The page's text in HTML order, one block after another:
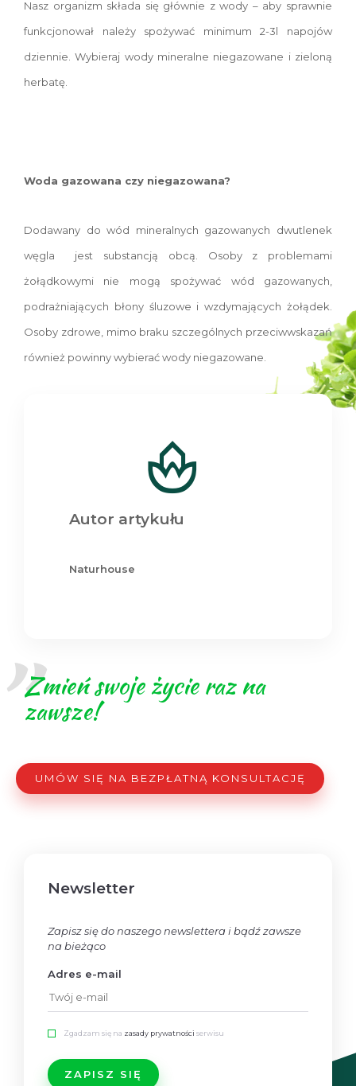
Nasz organizm składa się głównie z wody – aby sprawnie
funkcjonował należy spożywać minimum 2-3l napojów
dziennie. Wybieraj wody mineralne niegazowane i zieloną
herbatę.
Woda gazowana czy niegazowana?
Dodawany do wód mineralnych gazowanych dwutlenek
węgla jest substancją obcą. Osoby z problemami
żołądkowymi nie mogą spożywać wód gazowanych,
podrażniających błony śluzowe i wzdymających żołądek.
Osoby zdrowe, mimo braku szczególnych przeciwwskazań
również powinny wybierać wody niegazowane.
Autor artykułu
Naturhouse
Zmień swoje życie raz na
zawsze!
UMÓW SIĘ NA BEZPŁATNĄ KONSULTACJĘ
Newsletter
Zapisz się do naszego newslettera i bądź zawsze
na bieżąco
Adres e-mail
Zgadzam się na zasady prywatności serwisu